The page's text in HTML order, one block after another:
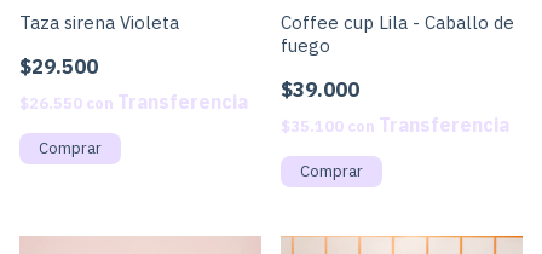
Taza sirena Violeta
$29.500
$26.550 con
Coffee cup Lila - Caballo de
fuego
$39.000
$35.100 con